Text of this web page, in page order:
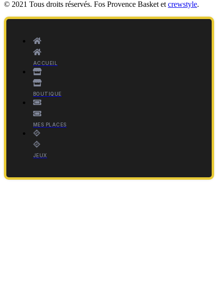
© 2021 Tous droits réservés. Fos Provence Basket et crewstyle.
ACCUEIL
BOUTIQUE
MES PLACES
JEUX